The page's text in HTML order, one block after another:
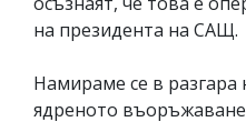
на президента на САЩ.
Намираме се в
ядреното